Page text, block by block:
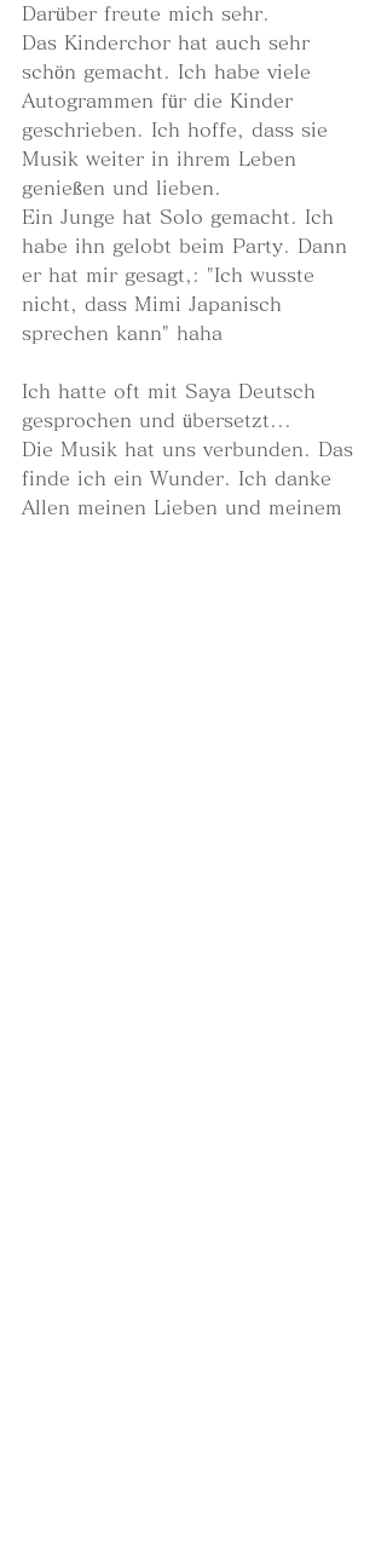
Darüber freute mich sehr.
Das Kinderchor hat auch sehr
schön gemacht. Ich habe viele
Autogrammen für die Kinder
geschrieben. Ich hoffe, dass sie
Musik weiter in ihrem Leben
genießen und lieben.
Ein Junge hat Solo gemacht. Ich
habe ihn gelobt beim Party. Dann
er hat mir gesagt,: "Ich wusste
nicht, dass Mimi Japanisch
sprechen kann" haha
Ich hatte oft mit Saya Deutsch
gesprochen und übersetzt...
Die Musik hat uns verbunden. Das
finde ich ein Wunder. Ich danke
Allen meinen Lieben und meinem